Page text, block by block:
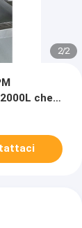
2/2
che